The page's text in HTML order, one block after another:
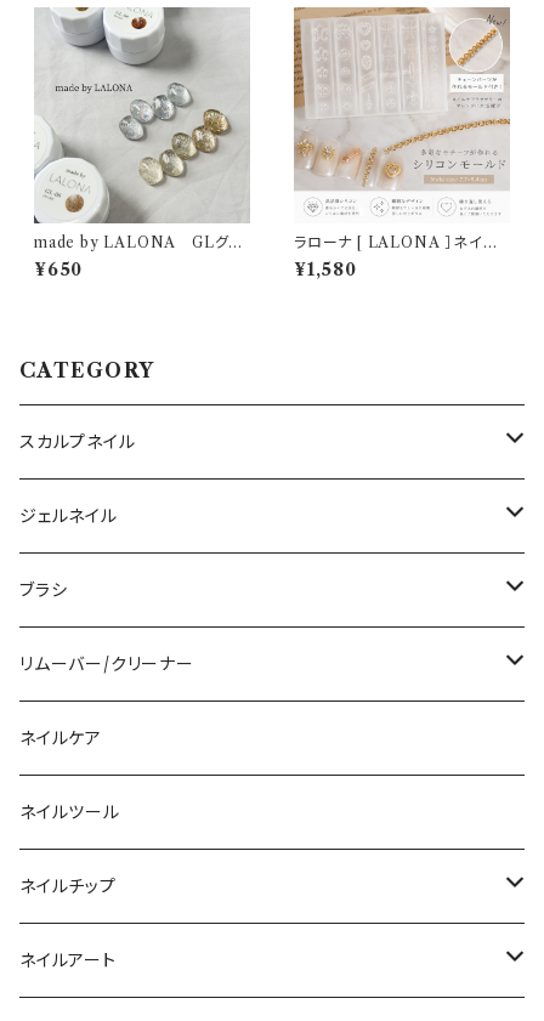
made by LALONA GLグリ
ッタージェル ( 3g ) ジェルネイ
ル/ネイル/カラージェル/キラキ
¥650
ラローナ [ LALONA ］ネイル
シリコンモールド ( ミニクロス＆
ユリタイプ ) ジェルネイル/レジ
¥1,580
CATEGORY
スカルプネイル
アクリルジェル
アクリルリキッド
その他ツール
ジェルネイル
トップジェル
ベースジェル
ファンクションジェル
カラージェル
ベーシックカラージェル
マグネットジェル
ブラシ
ジェルブラシ
アクリルブラシ
マグネット
その他
リムーバー/クリーナー
リムーバー
クリーナー
アセトン
エタノール
ネイルケア
ネイルツール
ネイルチップ
ノーマルチップ
ネイルアート